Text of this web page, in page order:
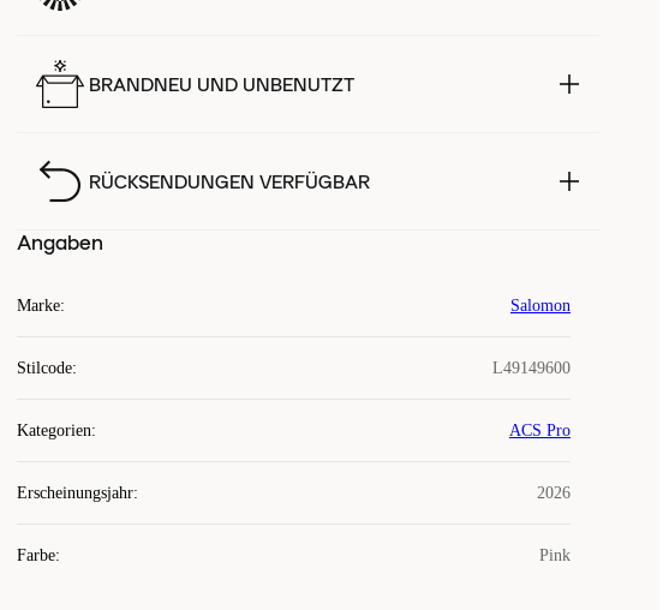
BRANDNEU UND UNBENUTZT
RÜCKSENDUNGEN VERFÜGBAR
Angaben
Marke: Salomon
Stilcode: L49149600
Kategorien: ACS Pro
Erscheinungsjahr: 2026
Farbe: Pink